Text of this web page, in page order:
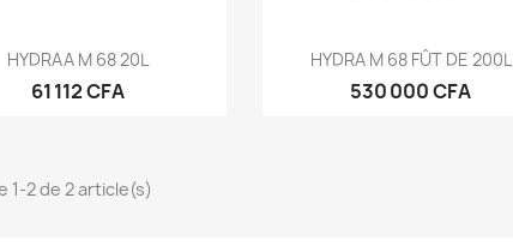
Aperçu rapide
HYDRAA M 68 20L
61 112 CFA
Aperçu rapide
HYDRA M 68 FÛT DE 200L
530 000 CFA
1-2 de 2 article(s)